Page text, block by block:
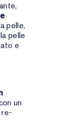
pelle,
pelle
e
un